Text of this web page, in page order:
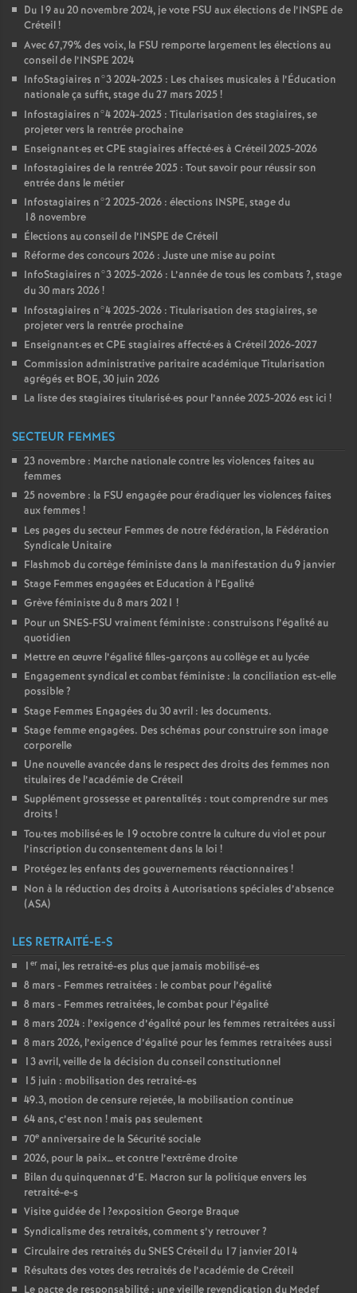
Du 19 au 20 novembre 2024, je vote FSU aux élections de l’INSPE de
Créteil!
Avec 67,79% des voix, la FSU remporte largement les élections au
conseil de l’INSPE 2024
InfoStagiaires n°3 2024-2025 : Les chaises musicales à l’Éducation
nationale ça suffit, stage du 27 mars 2025!
Infostagiaires n°4 2024-2025 : Titularisation des stagiaires, se
projeter vers la rentrée prochaine
Enseignant·es etCPE stagiaires affecté·es à Créteil 2025-2026
Infostagiaires de la rentrée 2025 : Tout savoir pour réussir son
entrée dans le métier
Infostagiaires n°2 2025-2026 : élections INSPE, stage du
18 novembre
Élections au conseil de l’INSPE de Créteil
Réforme des concours 2026 : Juste une mise au point
InfoStagiaires n°3 2025-2026 : L’année de tous les combats ?, stage
du 30 mars 2026!
Infostagiaires n°4 2025-2026 : Titularisation des stagiaires, se
projeter vers la rentrée prochaine
Enseignant·es etCPE stagiaires affecté·es à Créteil 2026-2027
Commission administrative paritaire académique Titularisation
agrégés et BOE, 30 juin 2026
La liste des stagiaires titularisé·es pour l’année 2025-2026 est ici !
SECTEUR FEMMES
23 novembre : Marche nationale contre les violences faites au
femmes
25 novembre : la FSU engagée pour éradiquer les violences faites
aux femmes !
Les pages du secteur Femmes de notre fédération, la Fédération
Syndicale Unitaire
Flashmob du cortège féministe dans la manifestation du 9 janvier
Stage Femmes engagées et Education à l’Egalité
Grève féministe du 8 mars 2021 !
Pour un SNES-FSU vraiment féministe : construisons l’égalité au
quotidien
Mettre en œuvre l’égalité filles-garçons au collège et au lycée
Engagement syndical et combat féministe : la conciliation est-elle
possible?
Stage Femmes Engagées du 30 avril : les documents.
Stage femme engagées. Des schémas pour construire son image
corporelle
Une nouvelle avancée dans le respect des droits des femmes non
titulaires de l’académie de Créteil
Supplément grossesse et parentalités : tout comprendre sur mes
droits !
Tou·tes mobilisé·es le 19 octobre contre la culture du viol et pour
l’inscription du consentement dans la loi !
Protégez les enfants des gouvernements réactionnaires !
Non à la réduction des droits à Autorisations spéciales d’absence
(ASA)
LES RETRAITÉ-E-S
1 er mai, les retraité-es plus que jamais mobilisé-es
8 mars - Femmes retraitées : le combat pour l’égalité
8 mars - Femmes retraitées, le combat pour l’égalité
8 mars 2024 : l’exigence d’égalité pour les femmes retraitées aussi
8 mars 2026, l’exigence d’égalité pour les femmes retraitées aussi
13 avril, veille de la décision du conseil constitutionnel
15 juin : mobilisation des retraité-es
49.3, motion de censure rejetée, la mobilisation continue
64 ans, c’est non ! mais pas seulement
70e anniversaire de la Sécurité sociale
2026, pour la paix… et contre l’extrême droite
Bilan du quinquennat d’E. Macron sur la politique envers les
retraité-e-s
Visite guidée de l?exposition George Braque
Syndicalisme des retraités, comment s’y retrouver?
Circulaire des retraités duSNESCréteil du 17 janvier 2014
Résultats des votes des retraités de l’académie de Créteil